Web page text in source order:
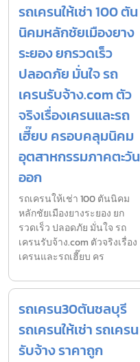
รถเครนให้เช่า 100 ตัน
นิคมหลักชัยเมืองยาง
ระยอง ยกรวดเร็ว
ปลอดภัย มั่นใจ รถ
เครนรับจ้าง.com ตัว
จริงเรื่องเครนและรถ
เฮี๊ยบ ครอบคลุมนิคม
อุตสาหกรรมภาคตะวัน
ออก
รถเครนให้เช่า 100 ตันนิคม
หลักชัยเมืองยางระยอง ยก
รวดเร็ว ปลอดภัย มั่นใจ รถ
เครนรับจ้าง.com ตัวจริงเรื่อง
เครนและรถเฮี๊ยบ คร
รถเครน30ตันชลบุรี
รถเครนให้เช่า รถเครน
รับจ้าง ราคาถูก